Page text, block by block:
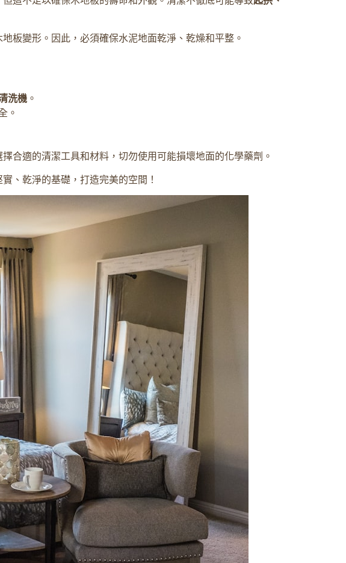
板變形。因此，必須確保水泥地面乾淨、乾燥和平整。
洗機 。
。
合適的清潔工具和材料，切勿使用可能損壞地面的化學藥劑。
、乾淨的基礎，打造完美的空間！